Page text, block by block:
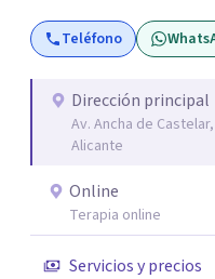
sentido, el
objetivo es ayudar a las
necesarios para vivir
Teléfono
Dirección principal
Av. Ancha de
Alicante
Online
Terapia online
Servicios y precios